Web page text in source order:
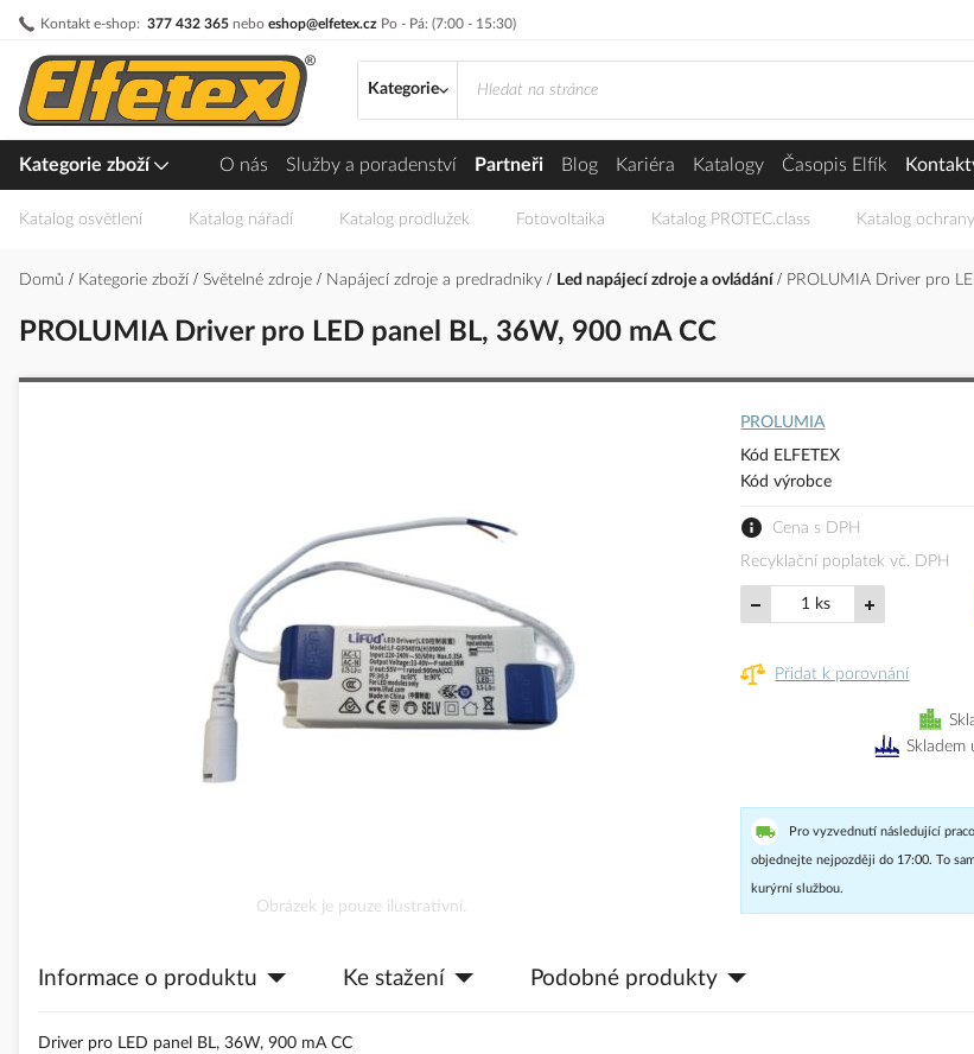
Kontakt e-shop: 377 432 365 nebo eshop@elfetex.cz Po - Pá: (7:00 - 15:30)
Přejít
obsah
Kategorie
Kategorie zboží O nás Služby a poradenství Partneři Blog Kariéra Katalogy Časopis Elfík
Katalog osvětlení Katalog nářadí Katalog prodlužek Fotovoltaika Katalog PROTEC.class Katalog
Domů Kategorie zboží Světelné zdroje Napájecí zdroje a predradniky Led napájecí zdroje a ovládání PROLUMIA Driver pro
PROLUMIA Driver pro LED panel BL, 36W, 900 mA CC
galerie
Obrázek je pouze ilustrativní.
PROLUMIA
Kód ELFETEX
Kód výrobce
Cena s DPH
Recyklační poplatek vč. DPH
ks
Přidat k porovnání
Skladem
Pro vyzvednutí následující
objednejte nejpozději do 17:00. To
kurýrní službou.
Informace o produktu Ke stažení Podobné produkty
Driver pro LED panel BL, 36W, 900 mA CC